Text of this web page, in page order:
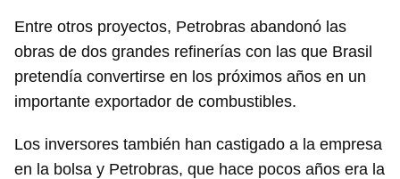
Entre otros proyectos, Petrobras abandonó las
obras de dos grandes refinerías con las que Brasil
pretendía convertirse en los próximos años en un
importante exportador de combustibles.
Los inversores también han castigado a la empresa
en la bolsa y Petrobras, que hace pocos años era la